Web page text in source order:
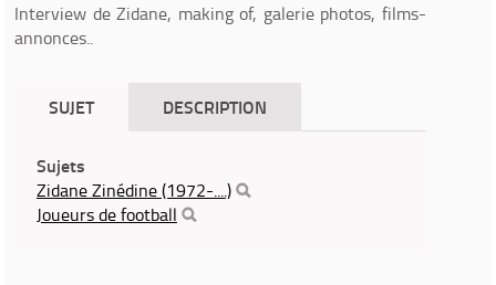
Interview de Zidane, making of, galerie photos, films-
annonces..
SUJET DESCRIPTION
Sujets
Zidane Zinédine (1972-....)
Joueurs de football